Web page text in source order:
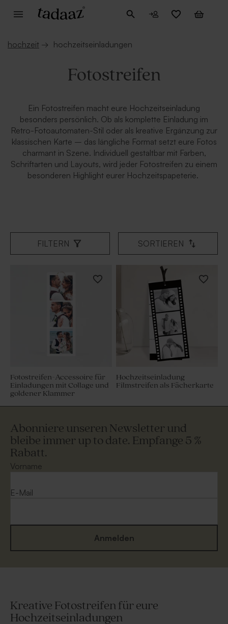
hochzeit → hochzeitseinladungen
Fotostreifen
Ein Fotostreifen macht eure Hochzeitseinladung
besonders persönlich. Ob als komplette Einladung im
Retro-Fotoautomaten-Stil oder als kreative Ergänzung zur
klassischen Karte – das längliche Format setzt eure Fotos
charmant in Szene. Individuell gestaltbar mit Farben,
Schriftarten und Layouts, wird jeder Fotostreifen zu einem
besonderen Highlight eurer Hochzeitspapeterie.
FILTERN SORTIEREN
Fotostreifen-Accessoire für
Einladungen mit Collage und
goldener Klammer
Hochzeitseinladung
Filmstreifen als Fächerkarte
Abonniere unseren Newsletter und
bleibe immer up to date. Empfange 5 %
Rabatt.
Vorname
E-Mail
Anmelden
Kreative Fotostreifen für eure
Hochzeitseinladungen